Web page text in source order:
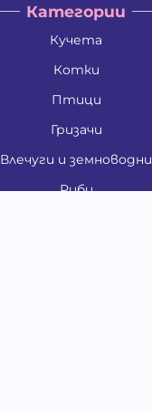
Категории
Кучета
Котки
Птици
Гризачи
Влечуги и земноводни
Риби